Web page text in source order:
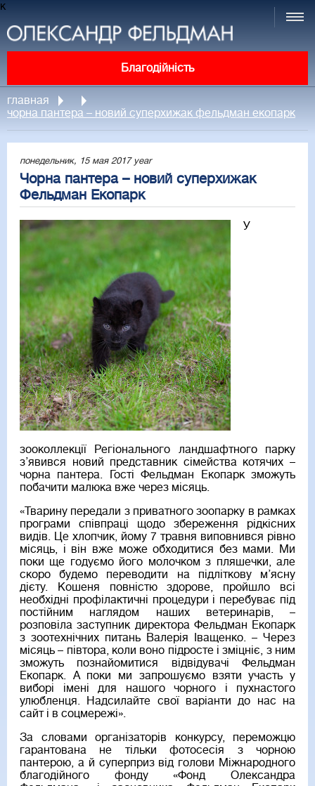
к
Благодійність
главная
чорна пантера – новий суперхижак фельдман екопарк
понедельник, 15 мая 2017 year
Чорна пантера – новий суперхижак
Фельдман Екопарк
У
зооколлекції Регіонального ландшафтного парку
з’явився новий представник сімейства котячих –
чорна пантера. Гості Фельдман Екопарк зможуть
побачити малюка вже через місяць.
«Тварину передали з приватного зоопарку в рамках
програми співпраці щодо збереження рідкісних
видів. Це хлопчик, йому 7 травня виповнився рівно
місяць, і він вже може обходитися без мами. Ми
поки ще годуємо його молочком з пляшечки, але
скоро будемо переводити на підліткову м’ясну
дієту. Кошеня повністю здорове, пройшло всі
необхідні профілактичні процедури і перебуває під
постійним наглядом наших ветеринарів, –
розповіла заступник директора Фельдман Екопарк
з зоотехнічних питань Валерія Іващенко. – Через
місяць – півтора, коли воно підросте і зміцніє, з ним
зможуть познайомитися відвідувачі Фельдман
Екопарк. А поки ми запрошуємо взяти участь у
виборі імені для нашого чорного і пухнастого
улюбленця. Надсилайте свої варіанти до нас на
сайт і в соцмережі».
За словами організаторів конкурсу, переможцю
гарантована не тільки фотосесія з чорною
пантерою, а й суперприз від голови Міжнародного
благодійного фонду «Фонд Олександра